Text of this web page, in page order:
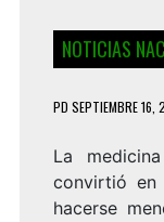
NOTICIAS
PD SEPTIEMBRE 16,
La
convirtió en
hacerse